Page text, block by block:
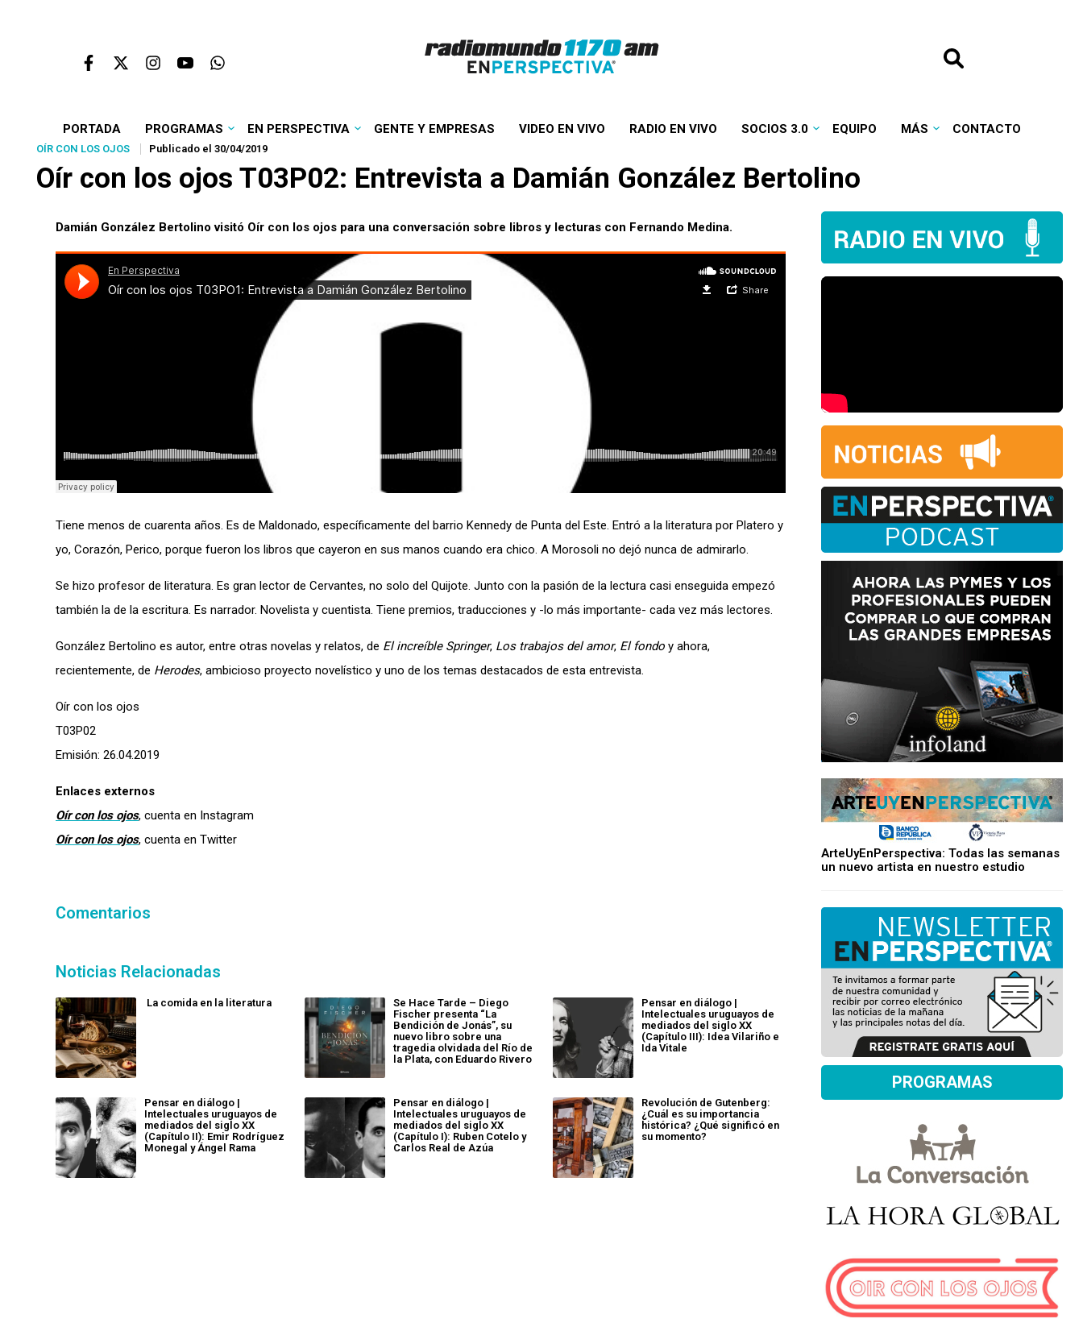
PORTADA PROGRAMAS EN PERSPECTIVA GENTE Y EMPRESAS VIDEO EN VIVO RADIO EN VIVO SOCIOS 3.0 EQUIPO MÁS CONTACTO
OÍR CON LOS OJOS Publicado el 30/04/2019
Oír con los ojos T03P02: Entrevista a Damián González Bertolino
Damián González Bertolino visitó Oír con los ojos para una conversación sobre libros y lecturas con Fernando Medina.
Tiene menos de cuarenta años. Es de Maldonado, específicamente del barrio Kennedy de Punta del Este. Entró a la literatura por Platero y
yo, Corazón, Perico, porque fueron los libros que cayeron en sus manos cuando era chico. A Morosoli no dejó nunca de admirarlo.
Se hizo profesor de literatura. Es gran lector de Cervantes, no solo del Quijote. Junto con la pasión de la lectura casi enseguida empezó
también la de la escritura. Es narrador. Novelista y cuentista. Tiene premios, traducciones y -lo más importante- cada vez más lectores.
González Bertolino es autor, entre otras novelas y relatos, de El increíble Springer, Los trabajos del amor, El fondo y ahora,
recientemente, de Herodes, ambicioso proyecto novelístico y uno de los temas destacados de esta entrevista.
Oír con los ojos
T03P02
Emisión: 26.04.2019
Enlaces externos
Oír con los ojos, cuenta en Instagram
Oír con los ojos, cuenta en Twitter
Comentarios
Noticias Relacionadas
La comida en la literatura
Se Hace Tarde – Diego
Fischer presenta “La
Bendición de Jonás”, su
nuevo libro sobre una
tragedia olvidada del Río de
la Plata, con Eduardo Rivero
Pensar en diálogo |
Intelectuales uruguayos de
mediados del siglo XX
(Capítulo III): Idea Vilariño e
Ida Vitale
Pensar en diálogo |
Intelectuales uruguayos de
mediados del siglo XX
(Capítulo II): Emir Rodríguez
Monegal y Ángel Rama
Pensar en diálogo |
Intelectuales uruguayos de
mediados del siglo XX
(Capítulo I): Ruben Cotelo y
Carlos Real de Azúa
Revolución de Gutenberg:
¿Cuál es su importancia
histórica? ¿Qué significó en
su momento?
ArteUyEnPerspectiva: Todas las semanas
un nuevo artista en nuestro estudio
PROGRAMAS